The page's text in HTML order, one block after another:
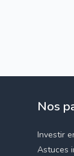
Nos
Investir
Astuces